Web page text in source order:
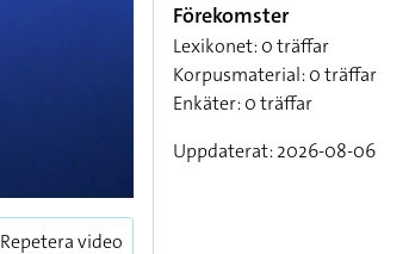
Repetera video
Förekomster
Lexikonet: 0 träffar
Korpusmaterial: 0 träffar
Enkäter: 0 träffar
Uppdaterat: 2026-08-06